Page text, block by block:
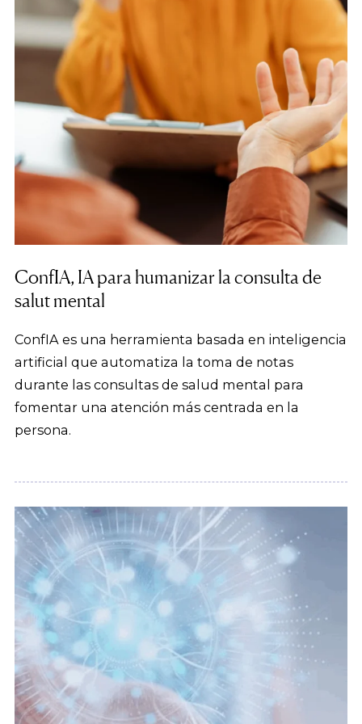
ConfIA, IA para humanizar la consulta de
salut mental
ConfIA es una herramienta basada en inteligencia
artificial que automatiza la toma de notas
durante las consultas de salud mental para
fomentar una atención más centrada en la
persona.